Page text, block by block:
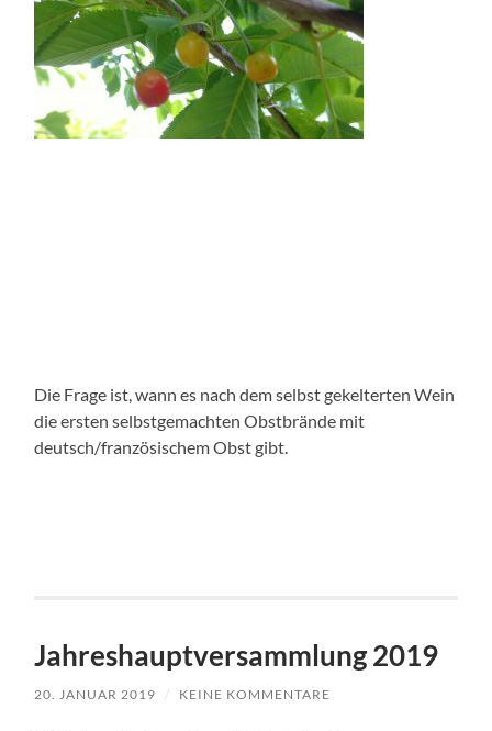
Die Frage ist, wann es nach dem selbst gekelterten Wein
die ersten selbstgemachten Obstbrände mit
deutsch/französischem Obst gibt.
Jahreshauptversammlung 2019
20. JANUAR 2019 / KEINE KOMMENTARE